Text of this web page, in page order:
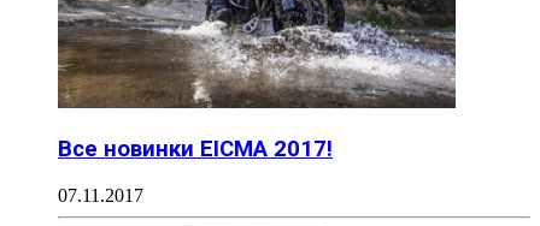
Все новинки EICMA 2017!
07.11.2017